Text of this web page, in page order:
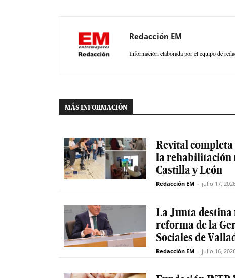
Redacción EM
Información elaborada por el equipo de
MÁS INFORMACIÓN
Revital completa
la rehabilitación
Castilla y León
Redacción EM - julio 17,
La Junta destina
reforma de la
Sociales de
Redacción EM - julio 16,